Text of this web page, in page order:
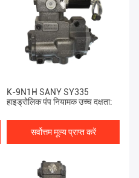
K-9N1H SANY SY335
हाइड्रोलिक पंप नियामक उच्च दक्षता:
सर्वोत्तम मूल्य प्राप्त करें